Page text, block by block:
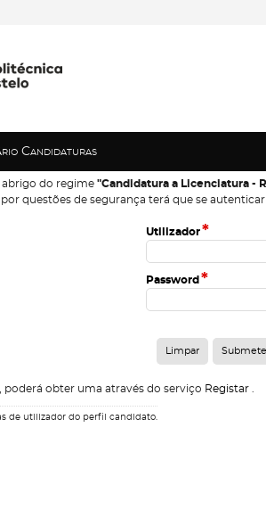
Candidaturas
do regime "Candidatura a Licenciatura -
questões de segurança terá que se
Utilizador*
Password *
obter uma através do serviço Registar
de utilizador do perfil candidato.